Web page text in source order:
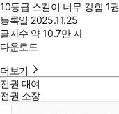
10등급 스킬이 너무 강함 1권
등록일 2025.11.25
글자수 약 10.7만 자
다운로드
더보기
전권 대여
전권 소장